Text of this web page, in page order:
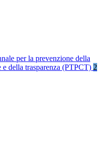
per la prevenzione della
e della trasparenza (PTPCT) 2